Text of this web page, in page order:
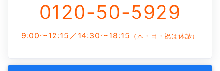
0120-50-5929
9:00〜12:15／14:30〜18:15 （木・日・祝は休診）